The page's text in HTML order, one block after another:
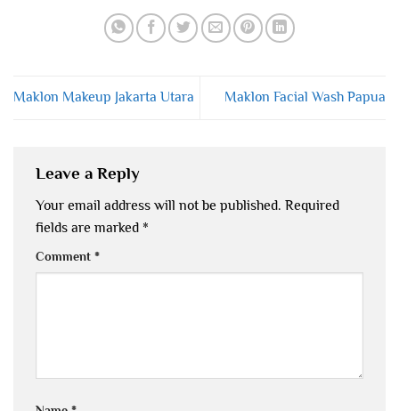
Maklon Makeup Jakarta Utara Maklon Facial Wash Papua
Leave a Reply
Your email address will not be published. Required
fields are marked *
Comment *